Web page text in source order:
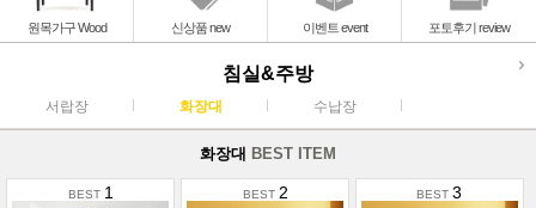
원목가구 Wood 신상품 new 이벤트 event 포토후기 review
침실&주방
화장대
서랍장 화장대 수납장
화장대 BEST ITEM
1 2 3